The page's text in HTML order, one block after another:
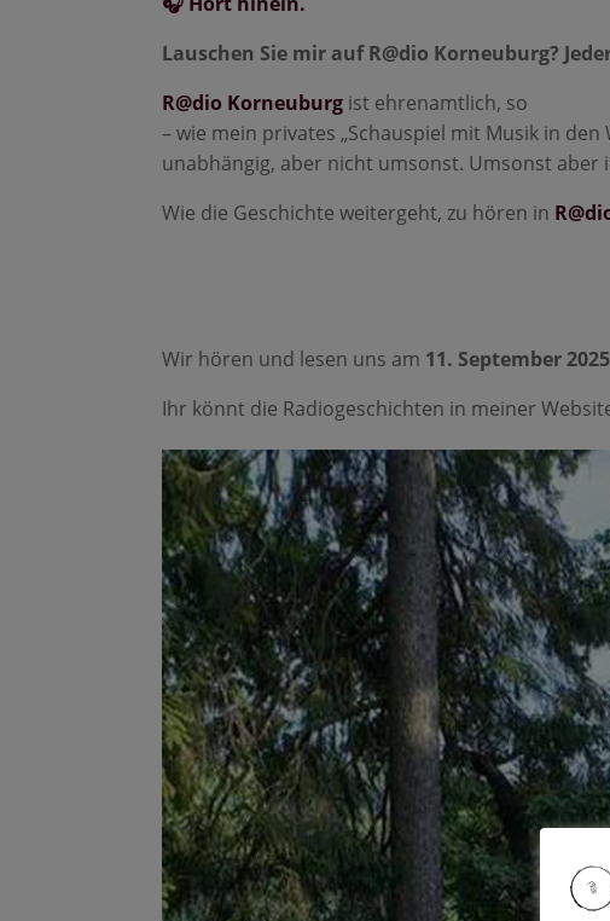
Lauschen Sie mir auf R@dio Korneuburg?
R@dio Korneuburg ist ehrenamtlich, so
– wie mein privates „Schauspiel mit Musik in
unabhängig, aber nicht umsonst. Umsonst aber
Wie die Geschichte weitergeht, zu hören in
Wir hören und lesen uns am 11. September
Ihr könnt die Radiogeschichten in meiner